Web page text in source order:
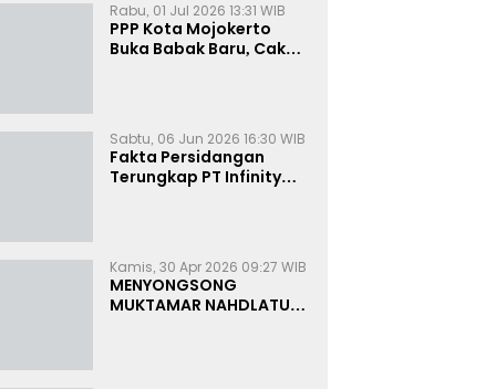
Rabu, 01 Jul 2026 13:31 WIB
PPP Kota Mojokerto
Buka Babak Baru, Cak
Sabtu, 06 Jun 2026 16:30 WIB
Fakta Persidangan
Terungkap PT Infinity
Kamis, 30 Apr 2026 09:27 WIB
MENYONGSONG
MUKTAMAR NAHDLATUL